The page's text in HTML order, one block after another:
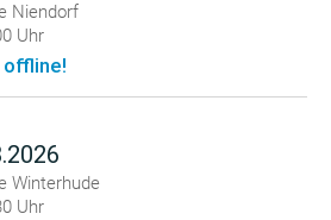
Niendorf
Uhr
Winterhude
Uhr